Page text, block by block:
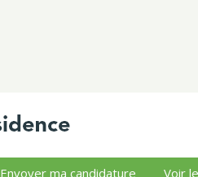
Envoyer ma candidature Voir